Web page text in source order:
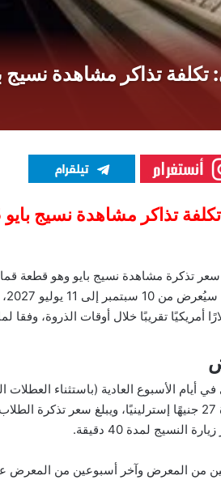
نسيج بايو 45 دولارًا للتذكرة الواحدة
النسيج لمدة 40 دقيقة.
من المعرض وآخر أسبوعين من المعرض